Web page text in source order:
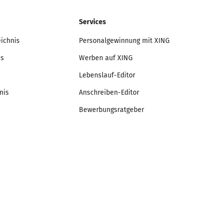
Services
Personalgewinnung mit XING
Werben auf XING
Lebenslauf-Editor
Anschreiben-Editor
Bewerbungsratgeber